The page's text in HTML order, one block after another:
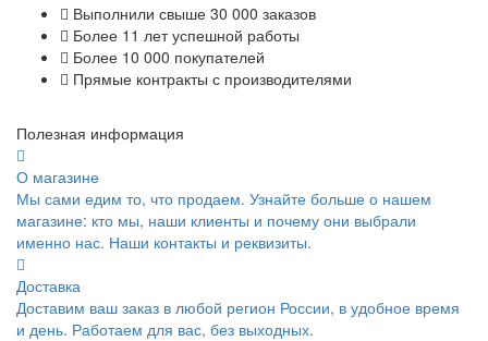
Выполнили свыше 30 000 заказов
Более 11 лет успешной работы
Более 10 000 покупателей
Прямые контракты с производителями
Полезная информация
О магазине
Мы сами едим то, что продаем. Узнайте больше о нашем
магазине: кто мы, наши клиенты и почему они выбрали
именно нас. Наши контакты и реквизиты.
Доставка
Доставим ваш заказ в любой регион России, в удобное время
и день. Работаем для вас, без выходных.